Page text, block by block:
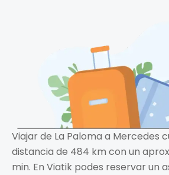
Viajar de La Paloma a Mercedes
distancia de 484 km con un
min. En Viatik podes reservar un